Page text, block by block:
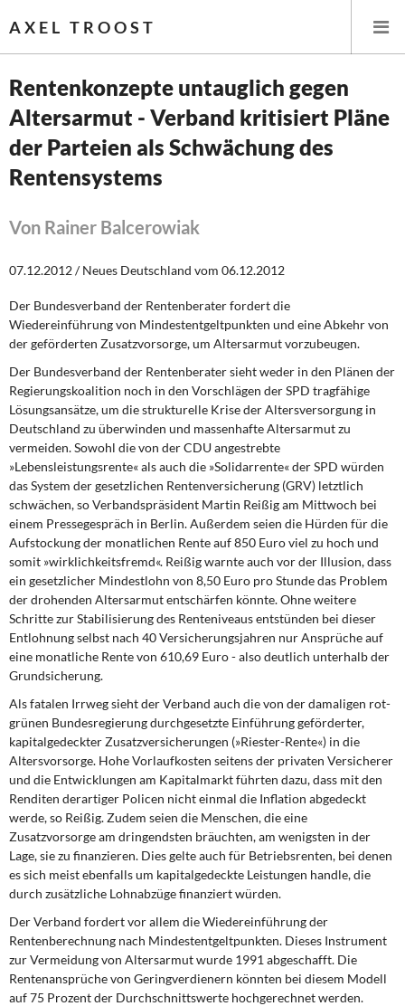
AXEL TROOST
Startseite
Themen
Öffentliche Infrastruktur und Daseinsvorsorge
Eurokrise und Griechenland
DIE LINKE
Weitere Themen
Memo-Gruppe
Institut Solidarische Moderne
Rosa-Luxemburg-Stiftung
Über mich
Kontakt
Rentenkonzepte untauglich gegen
Altersarmut - Verband kritisiert Pläne
der Parteien als Schwächung des
Rentensystems
Von Rainer Balcerowiak
07.12.2012 / Neues Deutschland vom 06.12.2012
Der Bundesverband der Rentenberater fordert die
Wiedereinführung von Mindestentgeltpunkten und eine Abkehr von
der geförderten Zusatzvorsorge, um Altersarmut vorzubeugen.
Der Bundesverband der Rentenberater sieht weder in den Plänen der
Regierungskoalition noch in den Vorschlägen der SPD tragfähige
Lösungsansätze, um die strukturelle Krise der Altersversorgung in
Deutschland zu überwinden und massenhafte Altersarmut zu
vermeiden. Sowohl die von der CDU angestrebte
»Lebensleistungsrente« als auch die »Solidarrente« der SPD würden
das System der gesetzlichen Rentenversicherung (GRV) letztlich
schwächen, so Verbandspräsident Martin Reißig am Mittwoch bei
einem Pressegespräch in Berlin. Außerdem seien die Hürden für die
Aufstockung der monatlichen Rente auf 850 Euro viel zu hoch und
somit »wirklichkeitsfremd«. Reißig warnte auch vor der Illusion, dass
ein gesetzlicher Mindestlohn von 8,50 Euro pro Stunde das Problem
der drohenden Altersarmut entschärfen könnte. Ohne weitere
Schritte zur Stabilisierung des Renteniveaus entstünden bei dieser
Entlohnung selbst nach 40 Versicherungsjahren nur Ansprüche auf
eine monatliche Rente von 610,69 Euro - also deutlich unterhalb der
Grundsicherung.
Als fatalen Irrweg sieht der Verband auch die von der damaligen rot-
grünen Bundesregierung durchgesetzte Einführung geförderter,
kapitalgedeckter Zusatzversicherungen (»Riester-Rente«) in die
Altersvorsorge. Hohe Vorlaufkosten seitens der privaten Versicherer
und die Entwicklungen am Kapitalmarkt führten dazu, dass mit den
Renditen derartiger Policen nicht einmal die Inflation abgedeckt
werde, so Reißig. Zudem seien die Menschen, die eine
Zusatzvorsorge am dringendsten bräuchten, am wenigsten in der
Lage, sie zu finanzieren. Dies gelte auch für Betriebsrenten, bei denen
es sich meist ebenfalls um kapitalgedeckte Leistungen handle, die
durch zusätzliche Lohnabzüge finanziert würden.
Der Verband fordert vor allem die Wiedereinführung der
Rentenberechnung nach Mindestentgeltpunkten. Dieses Instrument
zur Vermeidung von Altersarmut wurde 1991 abgeschafft. Die
Rentenansprüche von Geringverdienern könnten bei diesem Modell
auf 75 Prozent der Durchschnittswerte hochgerechnet werden.